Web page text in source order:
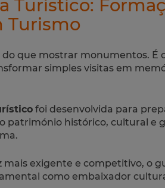
Turístico:
Turismo
que mostrar monumentos. É
simples visitas em
foi desenvolvida para
património histórico, cultural e
mais exigente e competitivo, o
como embaixador